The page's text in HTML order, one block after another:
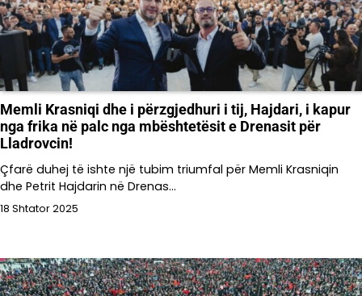
Memli Krasniqi dhe i përzgjedhuri i tij, Hajdari, i kapur
nga frika në palc nga mbështetësit e Drenasit për
Lladrovcin!
Çfarë duhej të ishte një tubim triumfal për Memli Krasniqin
dhe Petrit Hajdarin në Drenas…
18 Shtator 2025